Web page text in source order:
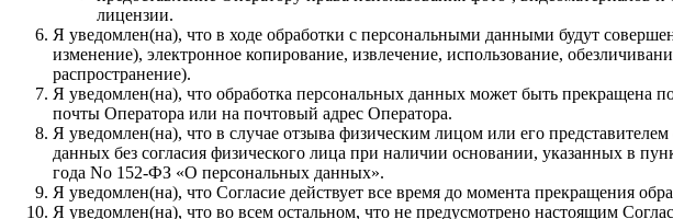
лицензии.
Я уведомлен(на), что в ходе обработки с персональными данными будут
изменение), электронное копирование, извлечение, использование,
распространение).
Я уведомлен(на), что обработка персональных данных может быть прекращена
почты Оператора или на почтовый адрес Оператора.
Я уведомлен(на), что в случае отзыва физическим лицом или его
данных без согласия физического лица при наличии основании, указанных в
года No 152-ФЗ «О персональных данных».
Я уведомлен(на), что Согласие действует все время до момента прекращения
Я уведомлен(на), что во всем остальном, что не предусмотрено настоящим